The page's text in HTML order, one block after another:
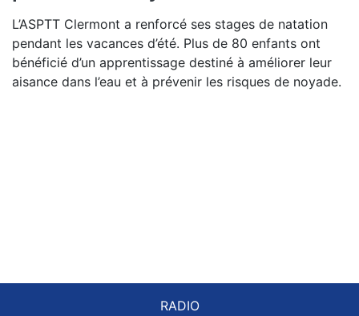
L’ASPTT Clermont a renforcé ses stages de natation
pendant les vacances d’été. Plus de 80 enfants ont
bénéficié d’un apprentissage destiné à améliorer leur
aisance dans l’eau et à prévenir les risques de noyade.
RADIO